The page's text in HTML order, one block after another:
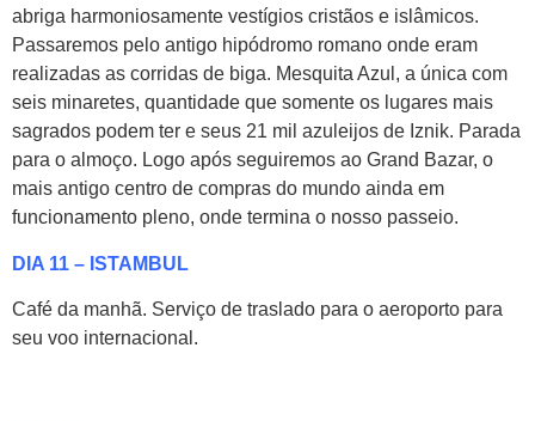
abriga harmoniosamente vestígios cristãos e islâmicos.
Passaremos pelo antigo hipódromo romano onde eram
realizadas as corridas de biga. Mesquita Azul, a única com
seis minaretes, quantidade que somente os lugares mais
sagrados podem ter e seus 21 mil azuleijos de Iznik. Parada
para o almoço. Logo após seguiremos ao Grand Bazar, o
mais antigo centro de compras do mundo ainda em
funcionamento pleno, onde termina o nosso passeio.
DIA 11 – ISTAMBUL
Café da manhã. Serviço de traslado para o aeroporto para
seu voo internacional.